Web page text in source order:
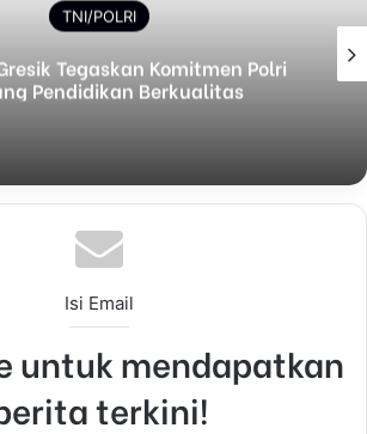
TNI/POLRI
Tegaskan Komitmen Polri
Pendidikan Berkualitas
Isi Email
untuk mendapatkan
terkini!